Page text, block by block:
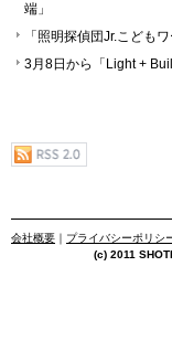
端」
「照明探偵団Jr.こども
3月8日から「Light +
会社概要 ｜ プライバシーポリシ
(c) 2011